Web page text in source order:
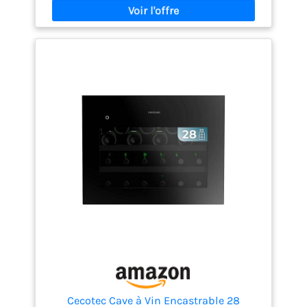
intégré : assure une puissance adéquate pour
maintenir une température uniforme avec une
faible consommation et un niveau sonore
Ventilation intérieure : aide à maintenir une
température uniforme et une humidité adéquate.
Cecotec Cave à Vin Encastrable 28